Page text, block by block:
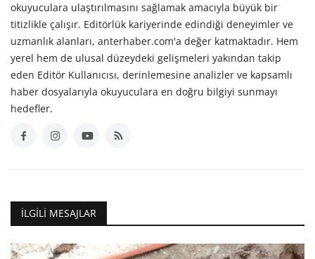
okuyuculara ulaştırılmasını sağlamak amacıyla büyük bir
titizlikle çalışır. Editörlük kariyerinde edindiği deneyimler ve
uzmanlık alanları, anterhaber.com'a değer katmaktadır. Hem
yerel hem de ulusal düzeydeki gelişmeleri yakından takip
eden Editör Kullanıcısı, derinlemesine analizler ve kapsamlı
haber dosyalarıyla okuyuculara en doğru bilgiyi sunmayı
hedefler.
İLGILI MESAJLAR